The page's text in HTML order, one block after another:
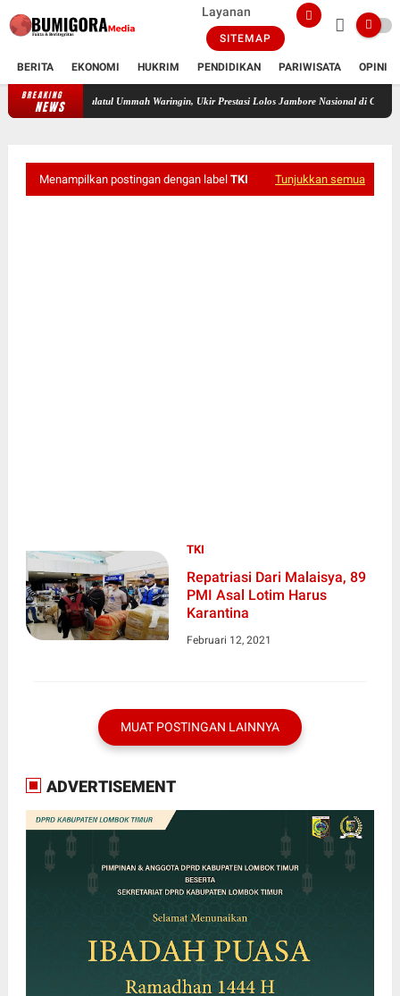
Layanan
SITEMAP
BERITA EKONOMI HUKRIM PENDIDIKAN PARIWISATA OPINI
BREAKING
NEWS
Islam Daulatul Ummah Waringin, Ukir Prestasi Lolos Jambore Nasional di Cibubur
Menampilkan postingan dengan label TKI Tunjukkan semua
TKI
Repatriasi Dari Malaisya, 89
PMI Asal Lotim Harus
Karantina
Februari 12, 2021
MUAT POSTINGAN LAINNYA
ADVERTISEMENT